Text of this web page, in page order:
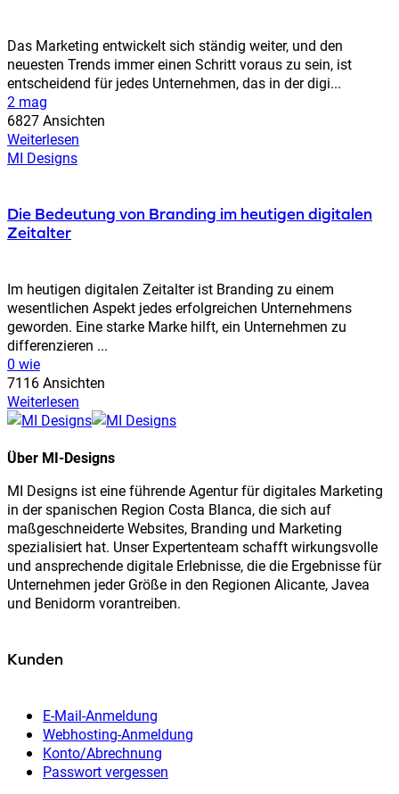
Das Marketing entwickelt sich ständig weiter, und den
neuesten Trends immer einen Schritt voraus zu sein, ist
entscheidend für jedes Unternehmen, das in der digi...
2 mag
6827 Ansichten
Weiterlesen
MI Designs
Die Bedeutung von Branding im heutigen digitalen
Zeitalter
Im heutigen digitalen Zeitalter ist Branding zu einem
wesentlichen Aspekt jedes erfolgreichen Unternehmens
geworden. Eine starke Marke hilft, ein Unternehmen zu
differenzieren ...
0 wie
7116 Ansichten
Weiterlesen
Über MI-Designs
MI Designs ist eine führende Agentur für digitales Marketing
in der spanischen Region Costa Blanca, die sich auf
maßgeschneiderte Websites, Branding und Marketing
spezialisiert hat. Unser Expertenteam schafft wirkungsvolle
und ansprechende digitale Erlebnisse, die die Ergebnisse für
Unternehmen jeder Größe in den Regionen Alicante, Javea
und Benidorm vorantreiben.
Kunden
E-Mail-Anmeldung
Webhosting-Anmeldung
Konto/Abrechnung
Passwort vergessen